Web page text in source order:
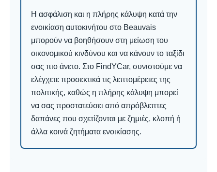
Η ασφάλιση και η πλήρης κάλυψη κατά την
ενοικίαση αυτοκινήτου στο Beauvais
μπορούν να βοηθήσουν στη μείωση του
οικονομικού κινδύνου και να κάνουν το ταξίδι
σας πιο άνετο. Στο FindYCar, συνιστούμε να
ελέγχετε προσεκτικά τις λεπτομέρειες της
πολιτικής, καθώς η πλήρης κάλυψη μπορεί
να σας προστατεύσει από απρόβλεπτες
δαπάνες που σχετίζονται με ζημιές, κλοπή ή
άλλα κοινά ζητήματα ενοικίασης.